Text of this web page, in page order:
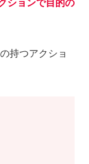
ションで目的の
持つアクショ